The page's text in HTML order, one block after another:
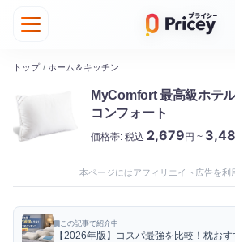
トップ / ホーム＆キッチン
MyComfort 最高級ホテ
コンフォート
価格帯: 税込 2,679円 ~
本ページにはアフィリエイト広告を利
この記事で紹介中
【2026年版】コスパ最強を比較！枕お